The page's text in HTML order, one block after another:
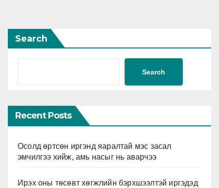
Search
Search
Recent Posts
Осолд өртсөн иргэнд яаралтай мэс засал
эмчилгээ хийж, амь насыг нь аварчээ
Ирэх оны төсөвт хөгжлийн бэрхшээлтэй иргэдэд